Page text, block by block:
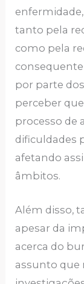
tanto pela
como pela
por parte
perceber
processo de
dificuldades
afetando
âmbitos.
Além disso,
apesar da
acerca do
assunto que